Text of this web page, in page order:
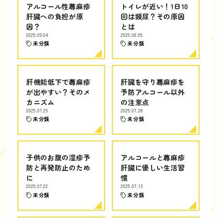
アルコール性蕁麻疹
肝臓への負担が原
因？
2025.09.04
未分類
トイレが近い！1日10
回は頻尿？その原因
とは
2025.08.05
未分類
肝機能低下で蕁麻疹
が出やすい？そのメ
カニズム
2025.07.29
未分類
肝臓を守り蕁麻疹を
予防アルコール以外
の注意点
2025.07.28
未分類
子供のお腹の湿疹予
防と再発防止のため
に
2025.07.22
未分類
アルコールと蕁麻疹
肝臓に優しい生活習
慣
2025.07.13
未分類